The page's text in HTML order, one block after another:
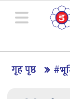
गृह पृष्ठ